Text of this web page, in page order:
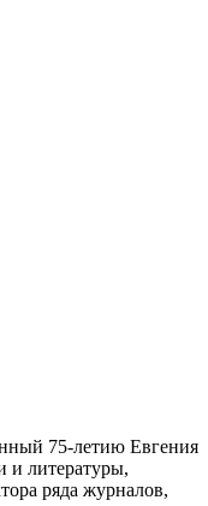
75-летию Евгения
и литературы,
ряда журналов,